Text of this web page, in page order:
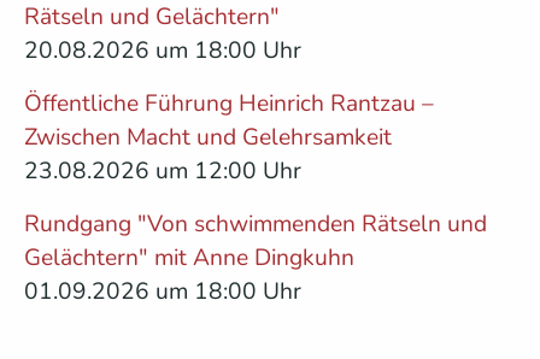
Rätseln und Gelächtern"
20.08.2026 um 18:00 Uhr
Öffentliche Führung Heinrich Rantzau –
Zwischen Macht und Gelehrsamkeit
23.08.2026 um 12:00 Uhr
Rundgang "Von schwimmenden Rätseln und
Gelächtern" mit Anne Dingkuhn
01.09.2026 um 18:00 Uhr